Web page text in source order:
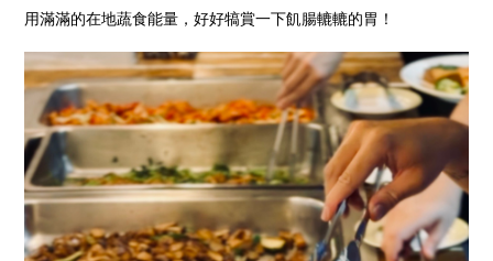
用滿滿的在地蔬食能量，好好犒賞一下飢腸轆轆的胃！